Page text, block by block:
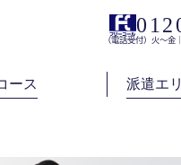
（電話受付）火〜
ース 派遣エ